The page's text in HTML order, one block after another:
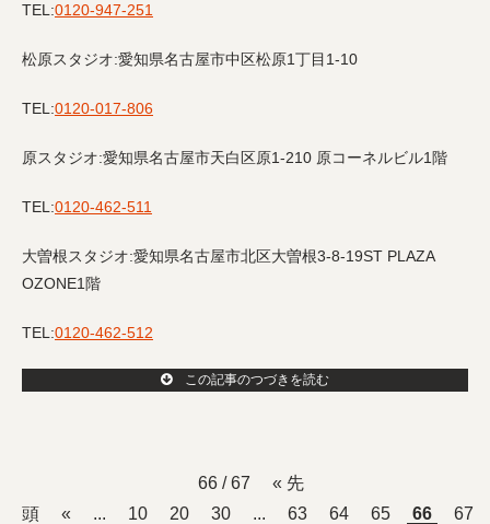
TEL:0120-947-251
松原スタジオ:愛知県名古屋市中区松原1丁目 1-10
TEL:0120-017-806
原スタジオ:愛知県名古屋市天白区原1-210 原コーネルビル1 階
TEL:0120-462-511
大曽根スタジオ:愛知県名古屋市北区大曽根3-8-19ST PLAZA
OZONE1 階
TEL:0120-462-512
この記事のつづきを読む
66 / 67
« 先
頭
« ... 10 20 30 ... 63 64 65 66 67